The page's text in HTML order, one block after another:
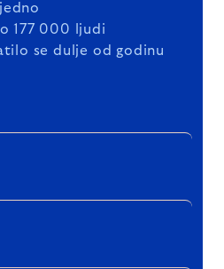
177 000 ljudi
se dulje od godinu